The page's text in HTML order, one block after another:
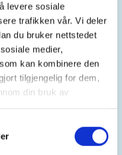
levere sosiale
trafikken vår. Vi deler
du bruker nettstedet
medier,
kan kombinere den
tilgjengelig for dem,
din bruk av
sitt
ved Thon hotell og
går via
havn, Vågen og mot